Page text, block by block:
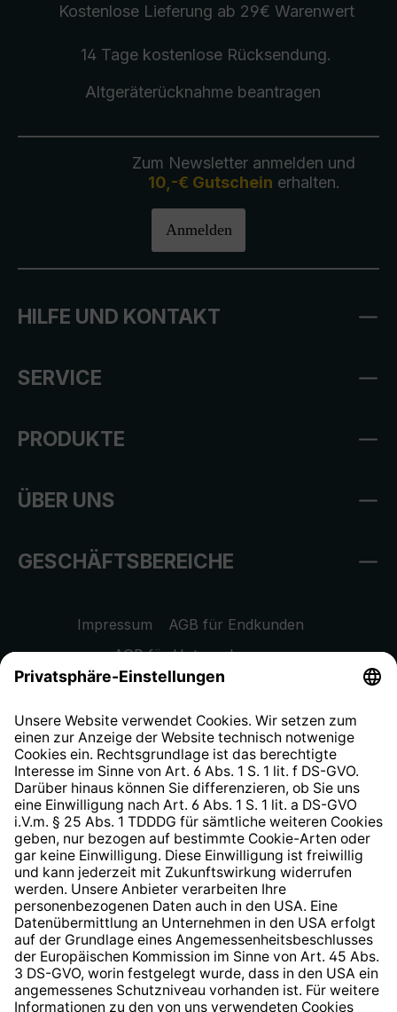
Kostenlose Lieferung ab 29€ Warenwert
14 Tage kostenlose Rücksendung.
Altgeräterücknahmebeantragen
Zum Newsletter anmelden und
10,-€ Gutschein erhalten.
Anmelden
HILFE UND KONTAKT
SERVICE
PRODUKTE
ÜBER UNS
GESCHÄFTSBEREICHE
Impressum
AGB für Endkunden
AGB für Unternehmen
Datenschutzhinweis
Widerrufsrecht
Hinweisgeberschutzsystem
Barrierefreiheit